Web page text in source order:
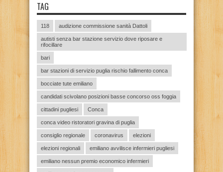
TAG
118 audizione commissione sanità Dattoli
autisti senza bar stazione servizio dove riposare e
rifocillare
bari
bar stazioni di servizio puglia rischio fallimento conca
bocciate tute emiliano
candidati scivolano posizioni basse concorso oss foggia
cittadini pugliesi Conca
conca video ristoratori gravina di puglia
consiglio regionale coronavirus elezioni
elezioni regionali emiliano avvilisce infermieri pugliesi
emiliano nessun premio economico infermieri